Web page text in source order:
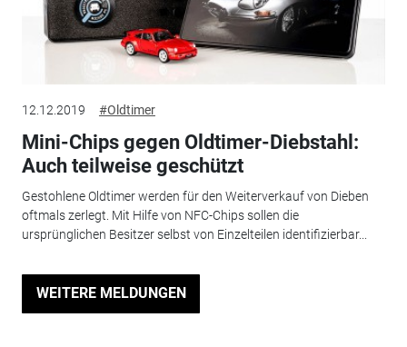
12.12.2019 #Oldtimer
Mini-Chips gegen Oldtimer-Diebstahl:
Auch teilweise geschützt
Gestohlene Oldtimer werden für den Weiterverkauf von Dieben
oftmals zerlegt. Mit Hilfe von NFC-Chips sollen die
ursprünglichen Besitzer selbst von Einzelteilen identifizierbar...
WEITERE MELDUNGEN